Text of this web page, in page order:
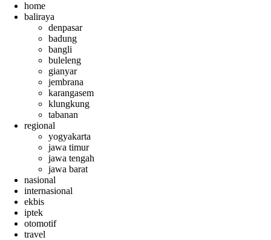
home
baliraya
denpasar
badung
bangli
buleleng
gianyar
jembrana
karangasem
klungkung
tabanan
regional
yogyakarta
jawa timur
jawa tengah
jawa barat
nasional
internasional
ekbis
iptek
otomotif
travel